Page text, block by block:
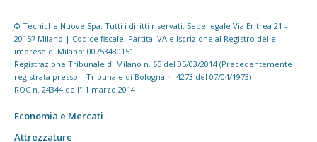
© Tecniche Nuove Spa. Tutti i diritti riservati. Sede legale Via Eritrea 21 -
20157 Milano | Codice fiscale, Partita IVA e Iscrizione al Registro delle
imprese di Milano: 00753480151
Registrazione Tribunale di Milano n. 65 del 05/03/2014 (Precedentemente
registrata presso il Tribunale di Bologna n. 4273 del 07/04/1973)
ROC n. 24344 dell'11 marzo 2014
Economia e Mercati
Attrezzature